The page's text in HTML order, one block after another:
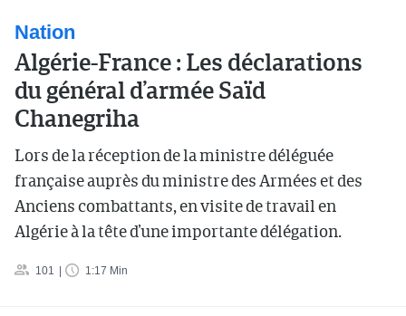
Nation
Algérie-France : Les déclarations
du général d’armée Saïd
Chanegriha
Lors de la réception de la ministre déléguée
française auprès du ministre des Armées et des
Anciens combattants, en visite de travail en
Algérie à la tête d’une importante délégation.
101 1:17 Min